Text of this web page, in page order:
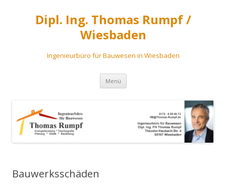
Dipl. Ing. Thomas Rumpf /
Wiesbaden
Ingenieurbüro für Bauwesen in Wiesbaden
Menü Zum
springen
Bauwerksschäden